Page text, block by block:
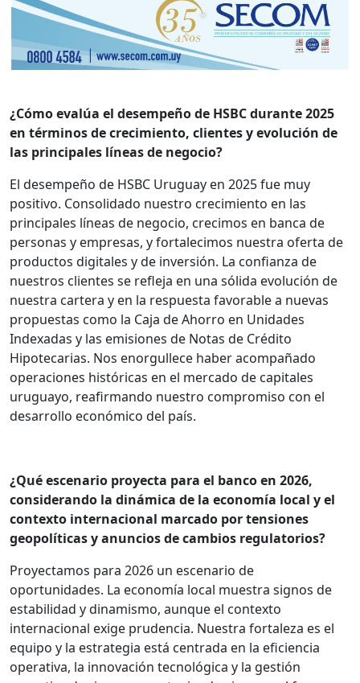
¿Cómo evalúa el desempeño de HSBC durante 2025
en términos de crecimiento, clientes y evolución de
las principales líneas de negocio?
El desempeño de HSBC Uruguay en 2025 fue muy
positivo. Consolidado nuestro crecimiento en las
principales líneas de negocio, crecimos en banca de
personas y empresas, y fortalecimos nuestra oferta de
productos digitales y de inversión. La confianza de
nuestros clientes se refleja en una sólida evolución de
nuestra cartera y en la respuesta favorable a nuevas
propuestas como la Caja de Ahorro en Unidades
Indexadas y las emisiones de Notas de Crédito
Hipotecarias. Nos enorgullece haber acompañado
operaciones históricas en el mercado de capitales
uruguayo, reafirmando nuestro compromiso con el
desarrollo económico del país.
¿Qué escenario proyecta para el banco en 2026,
considerando la dinámica de la economía local y el
contexto internacional marcado por tensiones
geopolíticas y anuncios de cambios regulatorios?
Proyectamos para 2026 un escenario de
oportunidades. La economía local muestra signos de
estabilidad y dinamismo, aunque el contexto
internacional exige prudencia. Nuestra fortaleza es el
equipo y la estrategia está centrada en la eficiencia
operativa, la innovación tecnológica y la gestión